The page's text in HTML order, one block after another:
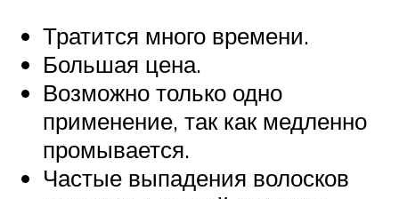
Тратится много времени.
Большая цена.
Возможно только одно
применение, так как медленно
промывается.
Частые выпадения волосков